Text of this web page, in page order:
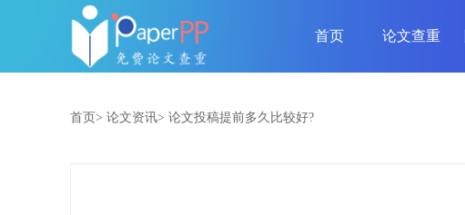
首页 论文查重
首页> 论文资讯> 论文投稿提前多久比较好?